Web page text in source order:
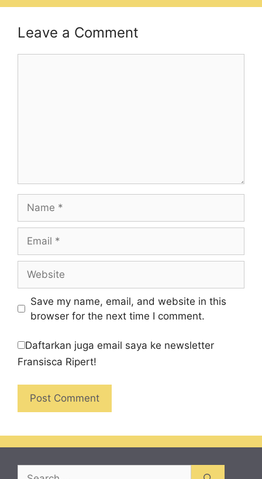
Leave a Comment
Save my name, email, and website in this
browser for the next time I comment.
Daftarkan juga email saya ke newsletter
Fransisca Ripert!